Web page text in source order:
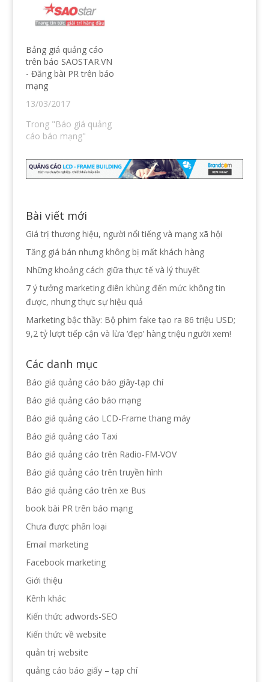
n
n
e
w
n
d
o
w
)
w
i
n
w
)
w
Bảng giá quảng cáo
trên báo SAOSTAR.VN
- Đăng bài PR trên báo
mạng
13/03/2017
Trong "Báo giá quảng
cáo báo mạng"
Bài viết mới
Giá trị thương hiệu, người nổi tiếng và mạng xã hội
Tăng giá bán nhưng không bị mất khách hàng
Những khoảng cách giữa thực tế và lý thuyết
7 ý tưởng marketing điên khùng đến mức không tin
được, nhưng thực sự hiệu quả
Marketing bậc thầy: Bộ phim fake tạo ra 86 triệu USD;
9,2 tỷ lượt tiếp cận và lừa ‘đẹp’ hàng triệu người xem!
Các danh mục
Báo giá quảng cáo báo giây-tạp chí
Báo giá quảng cáo báo mạng
Báo giá quảng cáo LCD-Frame thang máy
Báo giá quảng cáo Taxi
Báo giá quảng cáo trên Radio-FM-VOV
Báo giá quảng cáo trên truyền hình
Báo giá quảng cáo trên xe Bus
book bài PR trên báo mạng
Chưa được phân loại
Email marketing
Facebook marketing
Giới thiệu
Kênh khác
Kiến thức adwords-SEO
Kiến thức về website
quản trị website
quảng cáo báo giấy – tạp chí